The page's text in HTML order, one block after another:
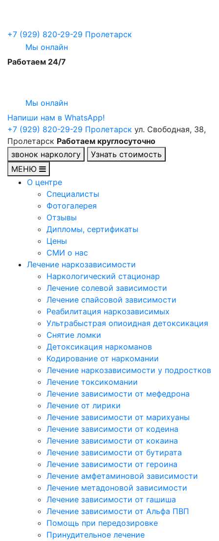
+7 (929) 820-29-29 Пролетарск
Мы онлайн
Работаем 24/7
Мы онлайн
Напиши нам в WhatsApp!
+7 (929) 820-29-29 Пролетарск ул. Свободная, 38,
Пролетарск Работаем круглосуточно
звонок наркологу
Узнать стоимость
МЕНЮ
О центре
Специалисты
Фотогалерея
Отзывы
Дипломы, сертификаты
Цены
СМИ о нас
Лечение наркозависимости
Наркологический стационар
Лечение солевой зависимости
Лечение спайсовой зависимости
Реабилитация наркозависимых
Ультрабыстрая опиоидная детоксикация
Снятие ломки
Детоксикация наркоманов
Кодирование от наркомании
Лечение наркозависимости у подростков
Лечение токсикомании
Лечение зависимости от мефедрона
Лечение от лирики
Лечение зависимости от марихуаны
Лечение зависимости от кодеина
Лечение зависимости от кокаина
Лечение зависимости от бутирата
Лечение зависимости от героина
Лечение амфетаминовой зависимости
Лечение метадоновой зависимости
Лечение зависимости от гашиша
Лечение зависимости от Альфа ПВП
Помощь при передозировке
Принудительное лечение